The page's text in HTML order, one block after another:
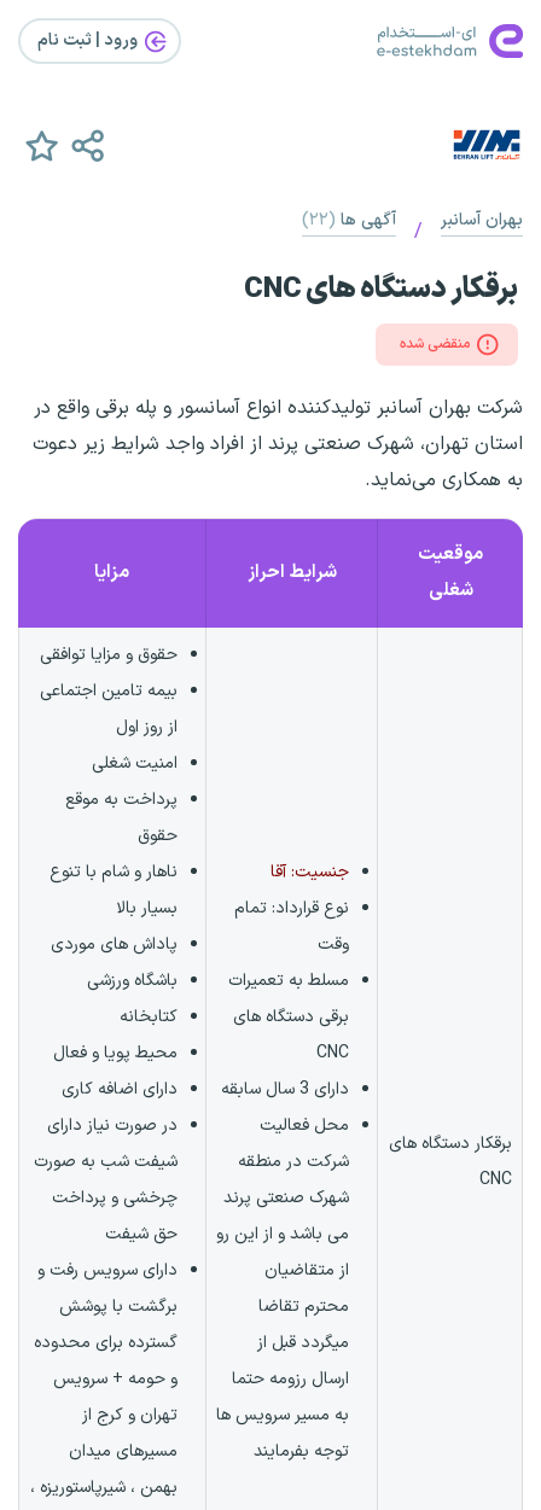
ورود | ثبت‌ نام
بهران آسانبر / آگهی ها (۲۲)
برقکار دستگاه های CNC
منقضی شده
شرکت بهران آسانبر تولیدکننده انواع آسانسور و پله برقی واقع در
استان تهران، شهرک صنعتی پرند از افراد واجد شرایط زیر دعوت
به همکاری می‌نماید.
موقعیت
شغلی
شرایط احراز مزایا
برقکار دستگاه های
CNC
جنسیت: آقا
نوع قرارداد: تمام
وقت
مسلط به تعمیرات
برقی دستگاه های
CNC
دارای 3 سال سابقه
محل فعالیت
شرکت در منطقه
شهرک صنعتی پرند
می باشد و از این رو
از متقاضیان
محترم تقاضا
میگردد قبل از
ارسال رزومه حتما
به مسیر سرویس ها
توجه بفرمایند
حقوق و مزایا توافقی
بیمه تامین اجتماعی
از روز اول
امنیت شغلی
پرداخت به موقع
حقوق
ناهار و شام با تنوع
بسیار بالا
پاداش های موردی
باشگاه ورزشی
کتابخانه
محیط پویا و فعال
دارای اضافه کاری
در صورت نیاز دارای
شیفت شب به صورت
چرخشی و پرداخت
حق شیفت
دارای سرویس رفت و
برگشت با پوشش
گسترده برای محدوده
و حومه + سرویس
تهران و کرج از
مسیرهای میدان
بهمن ، شیرپاستوریزه ،